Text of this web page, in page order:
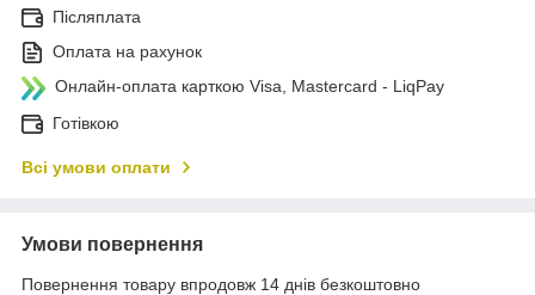
Післяплата
Оплата на рахунок
Онлайн-оплата карткою Visa, Mastercard - LiqPay
Готівкою
Всі умови оплати
Умови повернення
Повернення товару впродовж 14 днів безкоштовно